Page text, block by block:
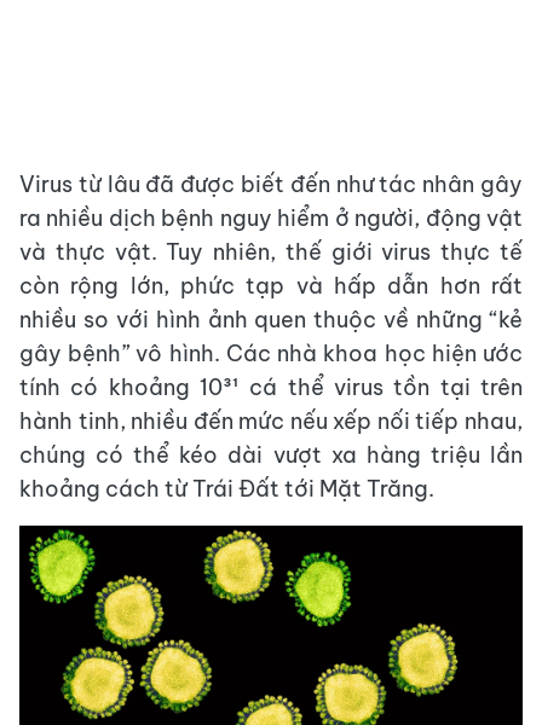
Virus từ lâu đã được biết đến như tác nhân gây
ra nhiều dịch bệnh nguy hiểm ở người, động vật
và thực vật. Tuy nhiên, thế giới virus thực tế
còn rộng lớn, phức tạp và hấp dẫn hơn rất
nhiều so với hình ảnh quen thuộc về những “kẻ
gây bệnh” vô hình. Các nhà khoa học hiện ước
tính có khoảng 10³¹ cá thể virus tồn tại trên
hành tinh, nhiều đến mức nếu xếp nối tiếp nhau,
chúng có thể kéo dài vượt xa hàng triệu lần
khoảng cách từ Trái Đất tới Mặt Trăng.